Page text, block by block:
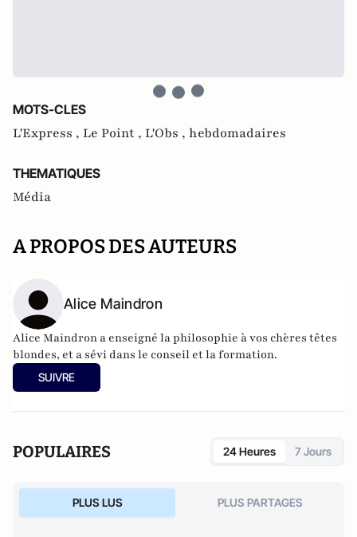
MOTS-CLES
L'Express , Le Point , L'Obs , hebdomadaires
THEMATIQUES
Média
A PROPOS DES AUTEURS
Alice Maindron
Alice Maindron a enseigné la philosophie à vos chères têtes
blondes, et a sévi dans le conseil et la formation.
SUIVRE
POPULAIRES 24 Heures 7 Jours
PLUS LUS PLUS PARTAGES